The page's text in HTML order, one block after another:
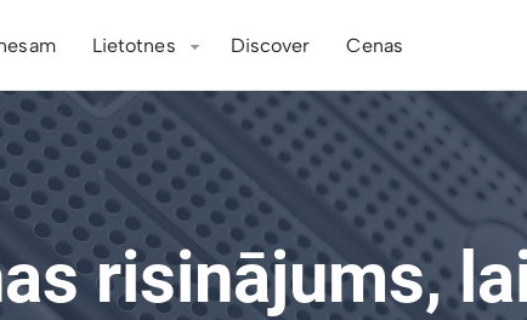
Lietotnes Discover Cenas
risinājums,